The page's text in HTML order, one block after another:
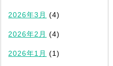
2026年3月 (4)
2026年2月 (4)
2026年1月 (1)